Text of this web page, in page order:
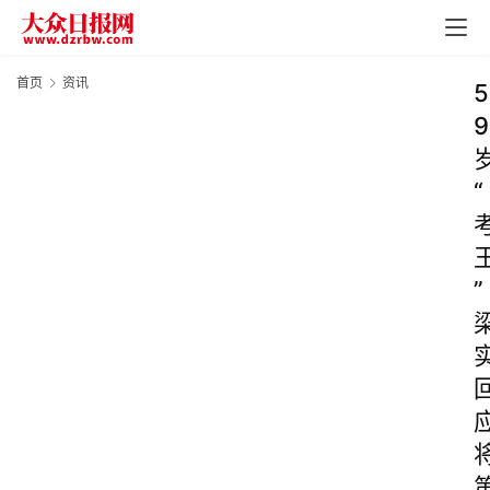
首页 资讯
5
9
“
”